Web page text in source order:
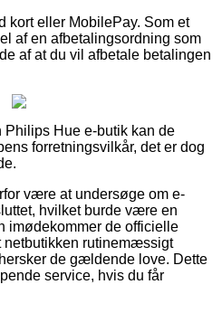
kort eller MobilePay. Som et
af en afbetalingsordning som
af at du vil afbetale betalingen
Philips Hue e-butik kan de
forretningsvilkår, det er dog
være at undersøge om e-
hvilket burde være en
imødekommer de officielle
netbutikken rutinemæssigt
de gældende love. Dette
service, hvis du får